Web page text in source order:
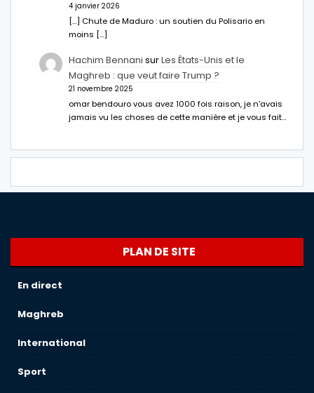
4 janvier 2026
[…] Chute de Maduro : un soutien du Polisario en
moins […]
Hachim Bennani surLes États-Unis et le
Maghreb : que veut faire Trump ?
21 novembre 2025
omar bendouro vous avez 1000 fois raison, je n'avais
jamais vu les choses de cette manière et je vous fait…
PLAN DE SITE
En direct
Maghreb
International
Sport